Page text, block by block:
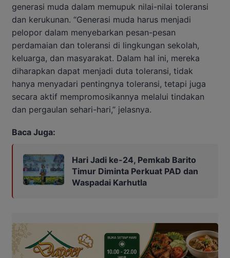
generasi muda dalam memupuk nilai-nilai toleransi
dan kerukunan. “Generasi muda harus menjadi
pelopor dalam menyebarkan pesan-pesan
perdamaian dan toleransi di lingkungan sekolah,
keluarga, dan masyarakat. Dalam hal ini, mereka
diharapkan dapat menjadi duta toleransi, tidak
hanya menyadari pentingnya toleransi, tetapi juga
secara aktif mempromosikannya melalui tindakan
dan pergaulan sehari-hari,” jelasnya.
Baca Juga:
Hari Jadi ke-24, Pemkab Barito
Timur Diminta Perkuat PAD dan
Waspadai Karhutla